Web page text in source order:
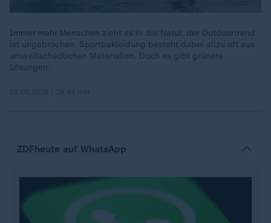
Immer mehr Menschen zieht es in die Natur, der Outdoortrend
ist ungebrochen. Sportbekleidung besteht dabei allzu oft aus
umweltschädlichen Materialien. Doch es gibt grünere
Lösungen.
ZDFheute auf WhatsApp